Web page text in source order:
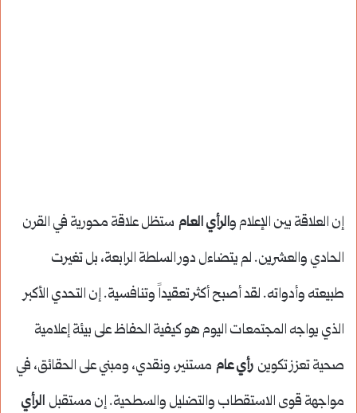
إن العلاقة بين الإعلام والرأي العام ستظل علاقة محورية في القرن
الحادي والعشرين. لم يتضاءل دور السلطة الرابعة، بل تغيرت
طبيعته وأدواته. لقد أصبح أكثر تعقيداً وتنافسية. إن التحدي الأكبر
الذي يواجه المجتمعات اليوم هو كيفية الحفاظ على بيئة إعلامية
صحية تعزز تكوين رأي عام مستنير، ونقدي، ومبني على الحقائق، في
مواجهة قوى الاستقطاب والتضليل والسطحية. إن مستقبل الرأي